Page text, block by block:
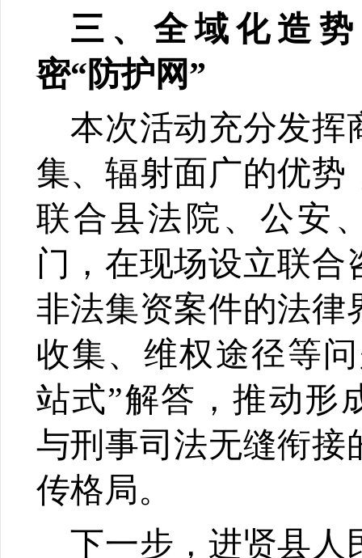
三、全域化造
密“防护网”
本次活动充分发挥
集、辐射面广的优势
联合县法院、公安
门，在现场设立联合
非法集资案件的法律
收集、维权途径等
站式”解答，推动形
与刑事司法无缝衔接
传格局。
下一步，进贤县人